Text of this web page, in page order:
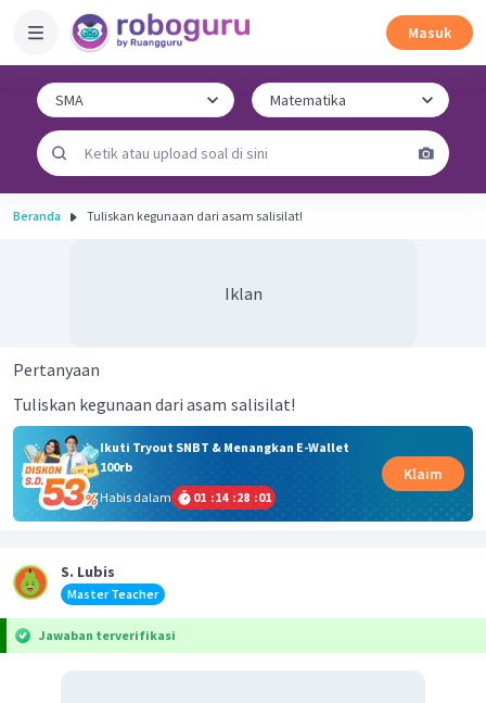
Masuk
Beranda Tuliskan kegunaan dari asam salisilat!
Iklan
Pertanyaan
Tuliskan kegunaan dari asam salisilat!
Ikuti Tryout SNBT & Menangkan E-Wallet
100rb
Habis dalam
01 :14 :28 :01
Klaim
S. Lubis
Master Teacher
Jawaban terverifikasi